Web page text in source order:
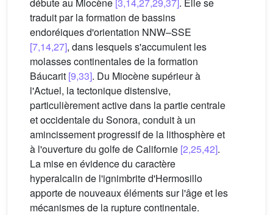
traduit par la formation de bassins
endoréiques d'orientation NNW–SSE
[7,14,27], dans lesquels s'accumulent les
molasses continentales de la formation
Báucarit [9,33]. Du Miocène supérieur à
l'Actuel, la tectonique distensive,
particulièrement active dans la partie centrale
et occidentale du Sonora, conduit à un
amincissement progressif de la lithosphère et
à l'ouverture du golfe de Californie [2,25,42].
La mise en évidence du caractère
hyperalcalin de l'ignimbrite d'Hermosillo
apporte de nouveaux éléments sur l'âge et les
mécanismes de la rupture continentale.